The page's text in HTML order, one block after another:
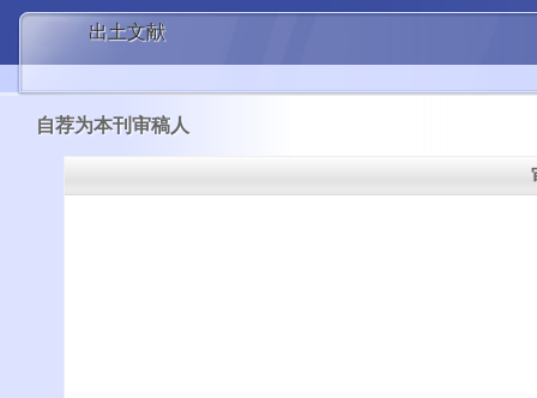
出土文献
自荐为本刊审稿人